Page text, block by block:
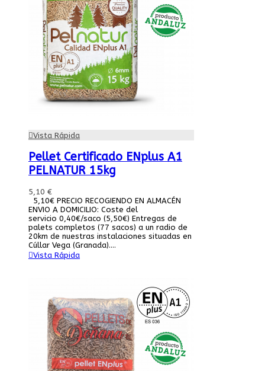
Vista Rápida
Pellet Certificado ENplus A1
PELNATUR 15kg
5,10 €
5,10€ PRECIO RECOGIENDO EN ALMACÉN
ENVIO A DOMICILIO: Coste del
servicio 0,40€/saco (5,50€) Entregas de
palets completos (77 sacos) a un radio de
20km de nuestras instalaciones situadas en
Cúllar Vega (Granada)....
Vista Rápida